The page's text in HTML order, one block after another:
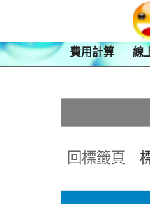
費用計算 線
回標籤頁